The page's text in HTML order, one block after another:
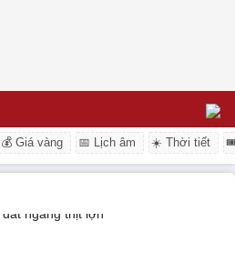
💰 Giá vàng 📅 Lịch âm ☀️ Thời tiết